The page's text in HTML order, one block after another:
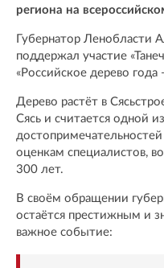
региона на
Губернатор Ленобласти
поддержал участие
«Российское дерево года
Дерево растёт в
Сясь и считается одной
оценкам специалистов,
300 лет.
В своём обращении
остаётся престижным и
важное событие: